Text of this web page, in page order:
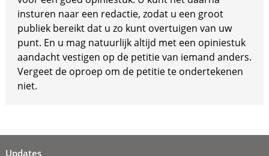
insturen naar een redactie, zodat u een groot
publiek bereikt dat u zo kunt overtuigen van uw
punt. En u mag natuurlijk altijd met een opiniestuk
aandacht vestigen op de petitie van iemand anders.
Vergeet de oproep om de petitie te ondertekenen
niet.
Updates